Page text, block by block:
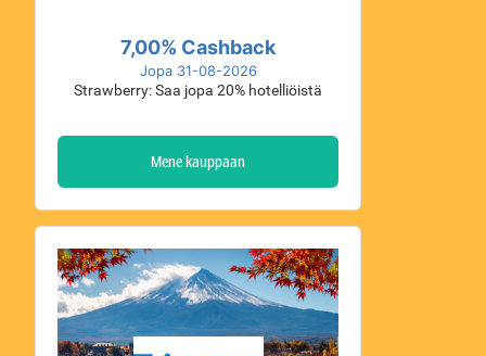
7,00% Cashback
Jopa 31-08-2026
Strawberry: Saa jopa 20% hotelliöistä
Mene kauppaan